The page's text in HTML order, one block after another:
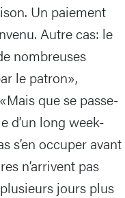
Un paiement
Autre cas: le
nombreuses
le patron»,
que se passe-
d’un long week-
s’en occuper avant
n’arrivent pas
jours plus